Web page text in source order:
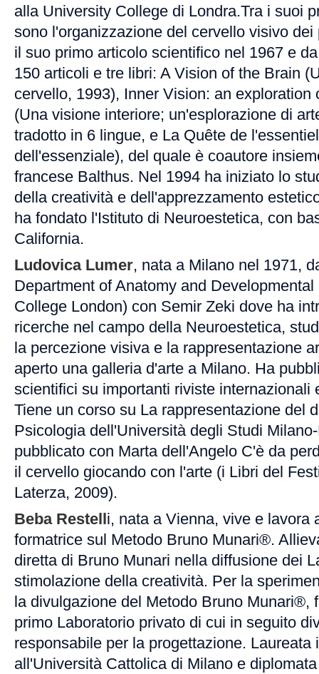
alla University College di Londra.Tra i suoi
sono l'organizzazione del cervello visivo
il suo primo articolo scientifico nel 1967 e
150 articoli e tre libri: A Vision of the Brain
cervello, 1993), Inner Vision: an exploration
(Una visione interiore; un'esplorazione di
tradotto in 6 lingue, e La Quête de
dell'essenziale), del quale è coautore
francese Balthus. Nel 1994 ha iniziato lo
della creatività e dell'apprezzamento
ha fondato l'Istituto di Neuroestetica, con
California.
Ludovica Lumer, nata a Milano nel 1971,
Department of Anatomy and
College London) con Semir Zeki dove ha
ricerche nel campo della Neuroestetica,
la percezione visiva e la rappresentazione
aperto una galleria d'arte a Milano. Ha
scientifici su importanti riviste internazionali
Tiene un corso su La rappresentazione del
Psicologia dell'Università degli Studi
pubblicato con Marta dell'Angelo C'è da
il cervello giocando con l'arte (i Libri del
Laterza, 2009).
Beba Restell i, nata a Vienna, vive e lavora
formatrice sul Metodo Bruno Munari®.
diretta di Bruno Munari nella diffusione dei
stimolazione della creatività. Per la
la divulgazione del Metodo Bruno Munari®,
primo Laboratorio privato di cui in seguito
responsabile per la progettazione. Laureata
all'Università Cattolica di Milano e